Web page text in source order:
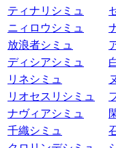
ティナリシミュ
ニィロウシミュ
放浪者シミュ
ディシアシミュ
リネシミュ
リオセスリシミュ
ナヴィアシミュ
千織シミュ